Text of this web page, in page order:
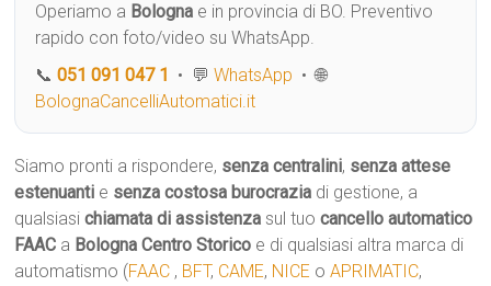
Operiamo a Bologna e in provincia di BO. Preventivo
rapido con foto/video su WhatsApp.
📞051 091 047 1 • 💬WhatsApp • 🌐
BolognaCancelliAutomatici.it
Siamo pronti a rispondere, senza centralini, senza attese
estenuanti e senza costosa burocrazia di gestione, a
qualsiasichiamata di assistenza sul tuocancello automatico
FAAC a Bologna Centro Storico e di qualsiasi altra marca di
automatismo (FAAC , BFT, CAME, NICE oAPRIMATIC,